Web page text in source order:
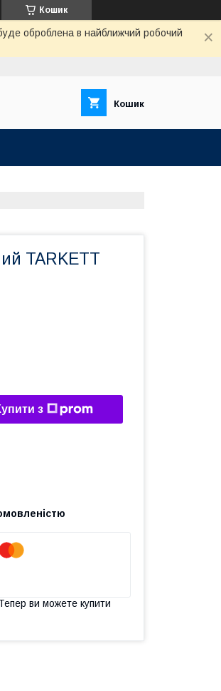
Кошик
оброблена в найближчий робочий
Кошик
TARKETT
з
ви можете купити